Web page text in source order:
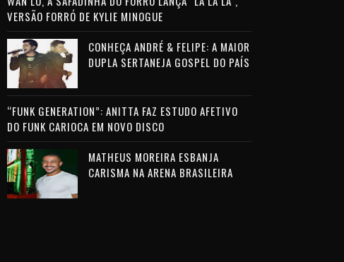
VERSÃO FORRÓ DE KYLIE MINOGUE
CONHEÇA ANDRÉ & FELIPE: A MAIOR
DUPLA SERTANEJA GOSPEL DO PAÍS
“FUNK GENERATION”: ANITTA FAZ ESTUDO AFETIVO
DO FUNK CARIOCA EM NOVO DISCO
MATHEUS MOREIRA ESBANJA
CARISMA NA ARENA BRASILEIRA